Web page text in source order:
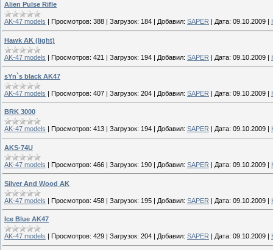
Alien Pulse Rifle
AK-47 models Просмотров: 388 Загрузок: 184 Добавил: SAPER Дата: 09.10.2009
Hawk AK (light)
AK-47 models | Просмотров: 421 | Загрузок: 194 | Добавил: SAPER | Дата: 09.10.2009 |
sYn`s black AK47
AK-47 models | Просмотров: 407 | Загрузок: 204 | Добавил: SAPER | Дата: 09.10.2009 |
BRK 3000
AK-47 models Просмотров: 413 Загрузок: 194 Добавил: SAPER Дата: 09.10.2009
AKS-74U
AK-47 models | Просмотров: 466 | Загрузок: 190 | Добавил: SAPER | Дата: 09.10.2009 |
Silver And Wood AK
AK-47 models | Просмотров: 458 | Загрузок: 195 | Добавил: SAPER | Дата: 09.10.2009 |
Ice Blue AK47
AK-47 models | Просмотров: 429 | Загрузок: 204 | Добавил: SAPER | Дата: 09.10.2009 |